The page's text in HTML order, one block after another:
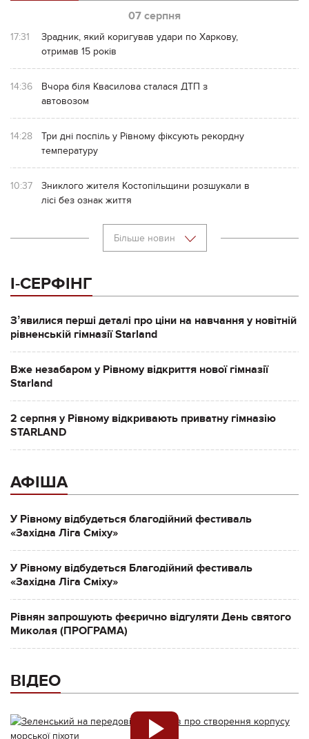
07 серпня
17:31
Зрадник, який коригував удари по Харкову,
отримав 15 років
14:36
Вчора біля Квасилова сталася ДТП з
автовозом
14:28
Три дні поспіль у Рівному фіксують рекордну
температуру
10:37
Зниклого жителя Костопільщини розшукали в
лісі без ознак життя
Більше новин
І-СЕРФІНГ
Зʼявилися перші деталі про ціни на навчання у новітній
рівненській гімназії Starland
Вже незабаром у Рівному відкриття нової гімназії
Starland
2 серпня у Рівному відкривають приватну гімназію
STARLAND
АФІША
У Рівному відбудеться благодійний фестиваль
«Західна Ліга Сміху»
У Рівному відбудеться Благодійний фестиваль
«Західна Ліга Сміху»
Рівнян запрошують феєрично відгуляти День святого
Миколая (ПРОГРАМА)
ВІДЕО